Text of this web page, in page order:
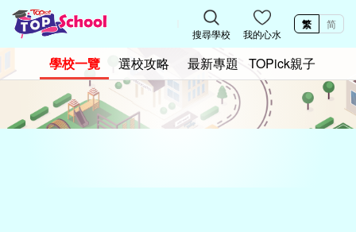
搜尋學校 我的心水
繁 简
學校一覽 選校攻略 最新專題 TOPick親子